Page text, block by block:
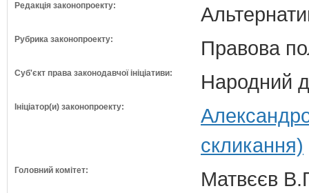
Редакція законопроекту:
Рубрика законопроекту: Правова
Суб'єкт права законодавчої ініціативи: Народний
Ініціатор(и) законопроекту:
скликання)
Головний комітет:
Матвєєв